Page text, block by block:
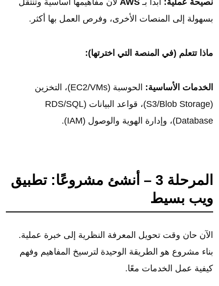
بسهولة إلى المنصات الأخرى، وفرص العمل بها أكثر.
ماذا تتعلم (في المنصة التي اخترتها):
الخدمات الأساسية:
الحوسبة (EC2/VMs)، التخزين
(S3/Blob Storage)، قواعد البيانات (RDS/SQL
Database)، وإدارة الهوية والوصول (IAM).
المرحلة 3 – أنشئ مشروعًا: تطبيق
ويب بسيط
الآن حان وقت تحويل المعرفة النظرية إلى خبرة عملية.
بناء مشروع هو الطريقة الوحيدة لترسيخ المفاهيم وفهم
كيفية عمل الخدمات معًا.